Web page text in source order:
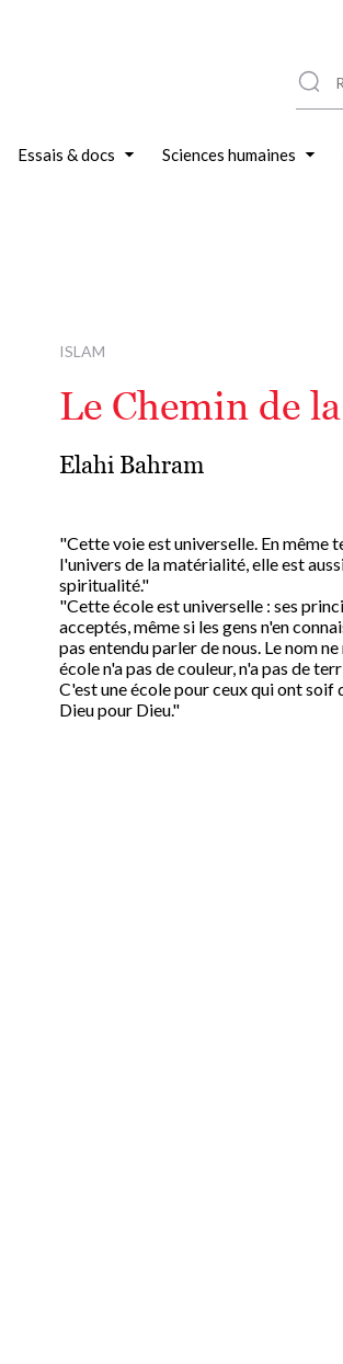
Essais & docs Sciences humaines
ISLAM
Le Chemin de
Elahi Bahram
"Cette voie est universelle. En même
l'univers de la matérialité, elle est
spiritualité."
"Cette école est universelle : ses
acceptés, même si les gens n'en
pas entendu parler de nous. Le nom
école n'a pas de couleur, n'a pas de
C'est une école pour ceux qui ont
Dieu pour Dieu."